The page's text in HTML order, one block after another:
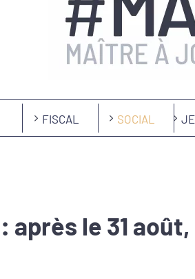
FISCAL SOCIAL
le 31